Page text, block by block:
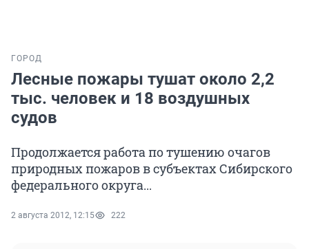
ГОРОД
Лесные пожары тушат около 2,2
тыс. человек и 18 воздушных
судов
Продолжается работа по тушению очагов
природных пожаров в субъектах Сибирского
федерального округа...
2 августа 2012, 12:15 222